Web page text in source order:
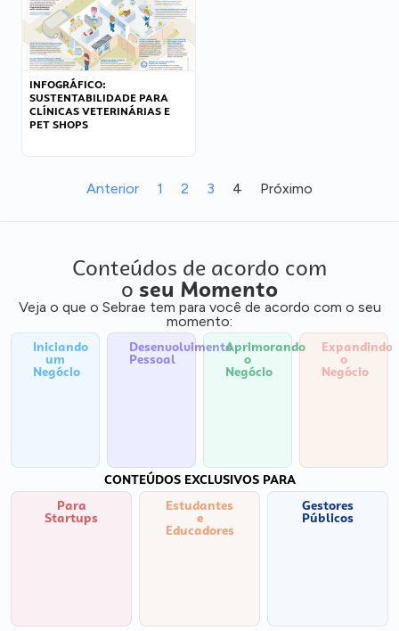
INFOGRÁFICO:
SUSTENTABILIDADE PARA
CLÍNICAS VETERINÁRIAS E
PET SHOPS
Anterior 1 2 3 4 Próximo
Conteúdos de acordo com
o seu Momento
Veja o que o Sebrae tem para você de acordo com o seu
momento:
Iniciando
um
Negócio
Desenvolvimento
Pessoal
Aprimorando
o
Negócio
Expandindo
o
Negócio
CONTEÚDOS EXCLUSIVOS PARA
Para
Startups
Estudantes
e
Educadores
Gestores
Públicos